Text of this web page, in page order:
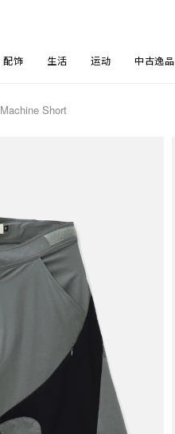
配饰 生活 运动 中古逸品
Machine Short